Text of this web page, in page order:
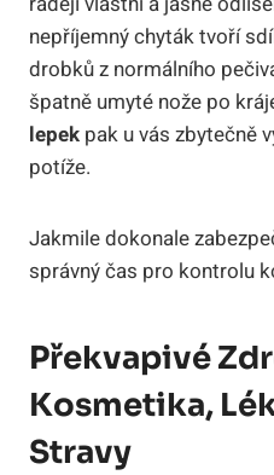
nepříjemný chyták tvoří
drobků z normálního
špatně umyté nože po
lepek pak u vás zbytečně
potíže.
Jakmile dokonale
správný čas pro kontrolu
Překvapivé
Kosmetika,
Stravy